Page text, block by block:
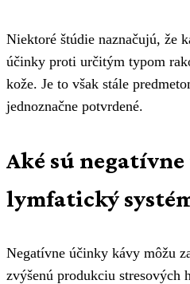
Niektoré štúdie naznačujú, že
účinky proti určitým typom
kože. Je to však stále
jednoznačne potvrdené.
Aké sú
lymfatický
Negatívne účinky kávy môžu
zvýšenú produkciu stresových